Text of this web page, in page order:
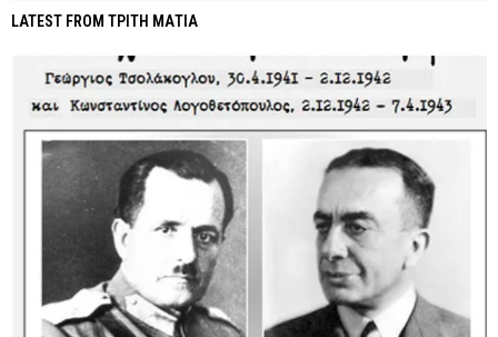
LATEST FROM ΤΡΙΤΗ ΜΑΤΙΑ